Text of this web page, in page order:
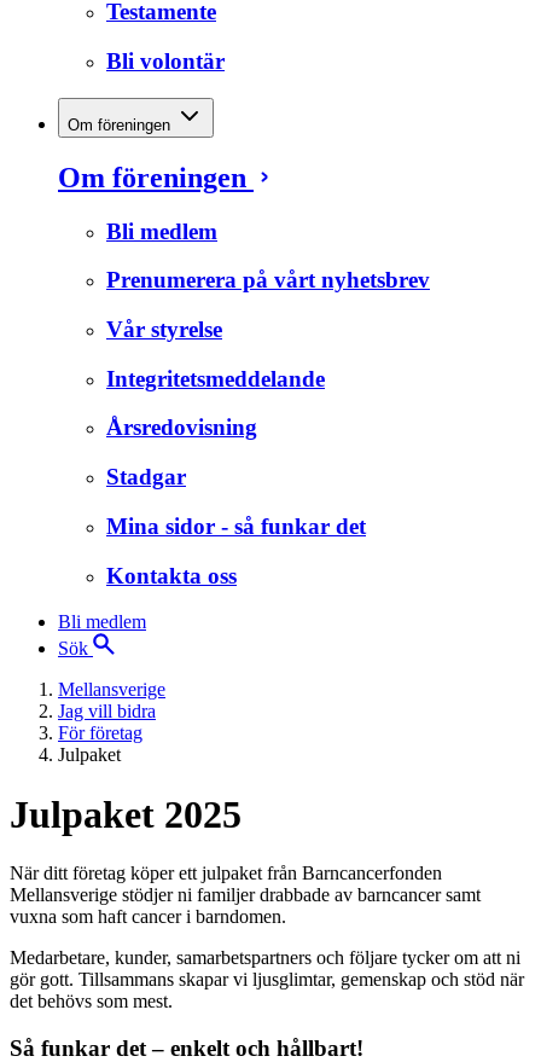
Testamente
Bli volontär
Om föreningen
Om föreningen
Bli medlem
Prenumerera på vårt nyhetsbrev
Vår styrelse
Integritetsmeddelande
Årsredovisning
Stadgar
Mina sidor - så funkar det
Kontakta oss
Bli medlem
Sök
Mellansverige
Jag vill bidra
För företag
Julpaket
Julpaket 2025
När ditt företag köper ett julpaket från Barncancerfonden
Mellansverige stödjer ni familjer drabbade av barncancer samt
vuxna som haft cancer i barndomen.
Medarbetare, kunder, samarbetspartners och följare tycker om att ni
gör gott. Tillsammans skapar vi ljusglimtar, gemenskap och stöd när
det behövs som mest.
Så funkar det – enkelt och hållbart!